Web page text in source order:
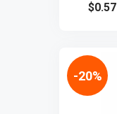
$0.57
-20%